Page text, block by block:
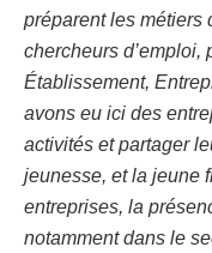
préparent les métiers
chercheurs d’emploi,
Établissement,
avons eu ici des
activités et partager
jeunesse, et la jeune
entreprises, la
notamment dans le